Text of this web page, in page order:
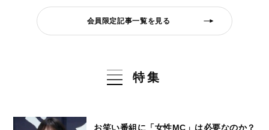
会員限定記事一覧を見る
特集
お笑い番組に「女性MC」は必要なのか？